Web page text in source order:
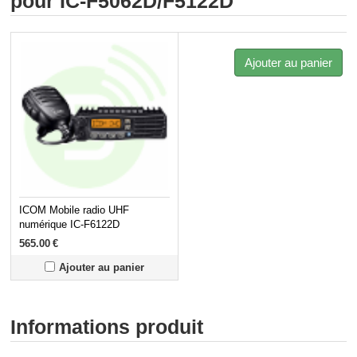
ICOM Mobile radio UHF
numérique IC-F6122D
565.00 €
Ajouter au panier
Ajouter au panier
Informations produit